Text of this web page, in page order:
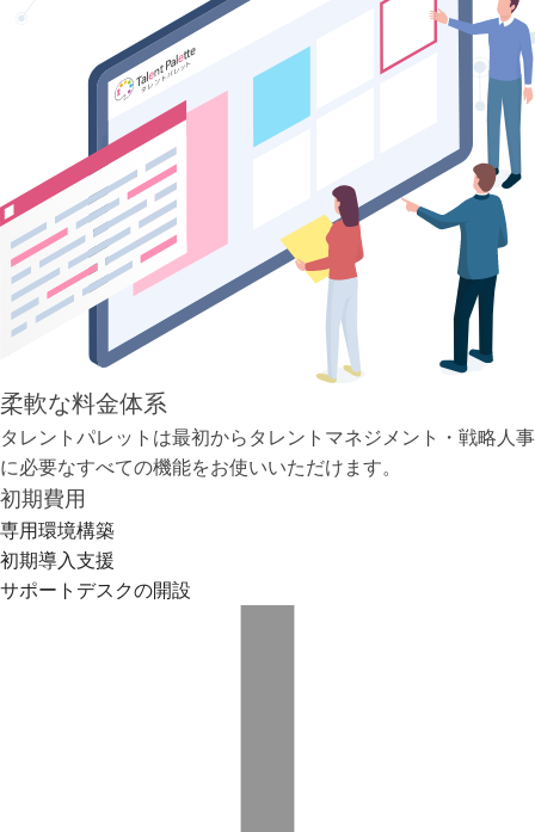
柔軟な料金体系
タレントパレットは最初からタレントマネジメント・戦略人事
に必要なすべての機能をお使いいただけます。
初期費用
専用環境構築
初期導入支援
サポートデスクの開設